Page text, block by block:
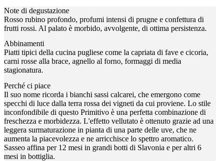
Note di degustazione
Rosso rubino profondo, profumi intensi di prugne e confettura di
frutti rossi. Al palato è morbido, avvolgente, di ottima persistenza.
Abbinamenti
Piatti tipici della cucina pugliese come la capriata di fave e cicoria,
carni rosse alla brace, agnello al forno, formaggi di media
stagionatura.
Perché ci piace
Il suo nome ricorda i bianchi sassi calcarei, che emergono come
specchi di luce dalla terra rossa dei vigneti da cui proviene. Lo stile
inconfondibile di questo Primitivo è una perfetta combinazione di
freschezza e morbidezza. L'effetto vellutato è ottenuto grazie ad una
leggera surmaturazione in pianta di una parte delle uve, che ne
aumenta la piacevolezza e ne arricchisce lo spettro aromatico.
Sasseo affina per 12 mesi in grandi botti di Slavonia e per altri 6
mesi in bottiglia.